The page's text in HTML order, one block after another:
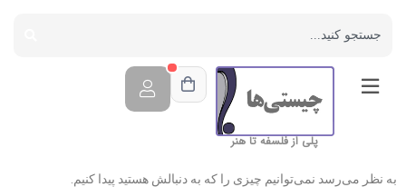
پلی از فلسفه تا هنر
به نظر می‌رسد نمی‌توانیم چیزی را که به دنبالش هستید پیدا کنیم.